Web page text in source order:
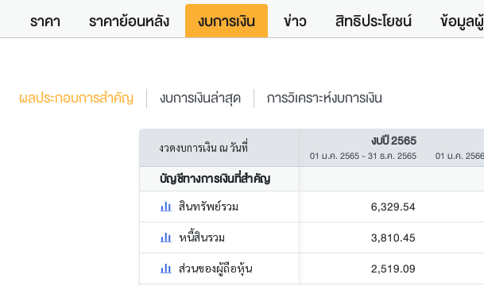
ราคา ราคาย้อนหลัง งบการเงิน ข่าว สิทธิประโยชน์ ข้อมูล
ผลประกอบการสำคัญ งบการเงินล่าสุด การวิเคราะห์งบการเงิน
งวดงบการเงิน ณ วันที่ งบปี 2565
01 ม.ค. 2565 - 31 ธ.ค. 2565 01 ม.ค.
บัญชีทางการเงินที่สำคัญ
สินทรัพย์รวม 6,329.54
หนี้สินรวม 3,810.45
ส่วนของผู้ถือหุ้น 2,519.09